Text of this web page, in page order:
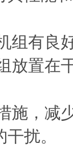
组有良
放置在
施，减
扰。